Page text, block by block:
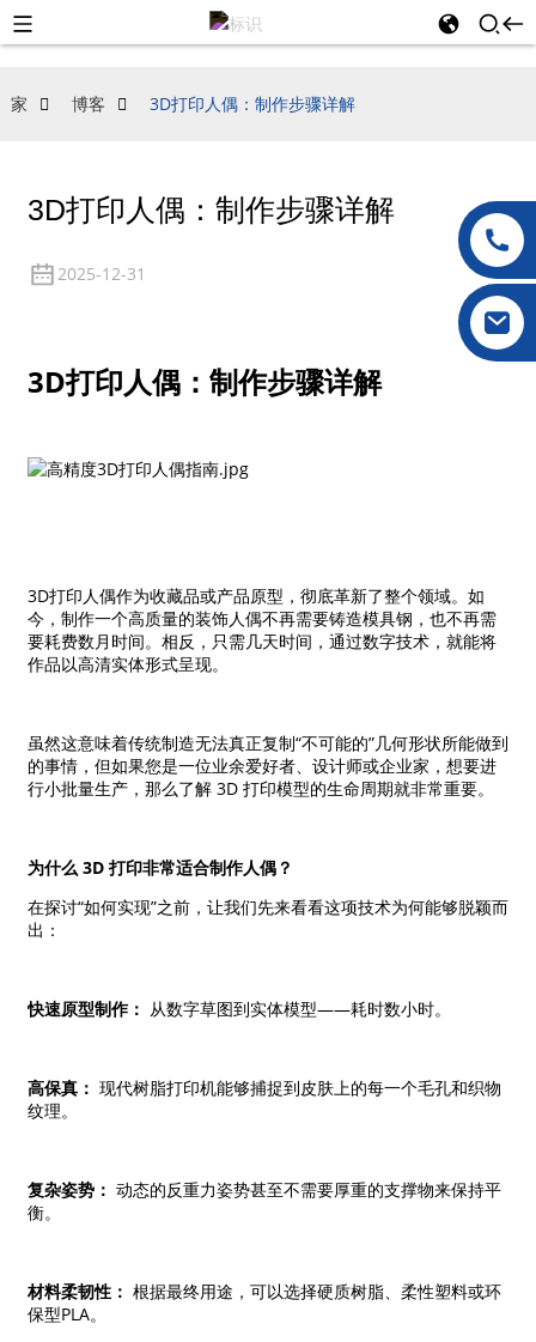
家 博客 3D打印人偶：制作步骤详解
3D打印人偶：制作步骤详解
2025-12-31
3D打印人偶：制作步骤详解
3D打印人偶作为收藏品或产品原型，彻底革新了整个领域。如
今，制作一个高质量的装饰人偶不再需要铸造模具钢，也不再需
要耗费数月时间。相反，只需几天时间，通过数字技术，就能将
作品以高清实体形式呈现。
虽然这意味着传统制造无法真正复制“不可能的”几何形状所能做到
的事情，但如果您是一位业余爱好者、设计师或企业家，想要进
行小批量生产，那么了解 3D 打印模型的生命周期就非常重要。
为什么 3D 打印非常适合制作人偶？
在探讨“如何实现”之前，让我们先来看看这项技术为何能够脱颖而
出：
快速原型制作： 从数字草图到实体模型——耗时数小时。
高保真： 现代树脂打印机能够捕捉到皮肤上的每一个毛孔和织物
纹理。
复杂姿势： 动态的反重力姿势甚至不需要厚重的支撑物来保持平
衡。
材料柔韧性： 根据最终用途，可以选择硬质树脂、柔性塑料或环
保型PLA。